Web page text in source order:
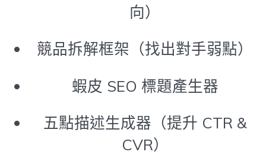
向）
競品拆解框架（找出對手弱點）
蝦皮 SEO 標題產生器
五點描述生成器（提升 CTR &
CVR）